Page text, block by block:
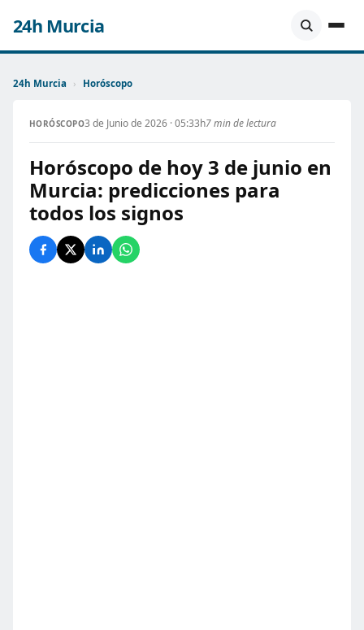
24h Murcia
24h Murcia › Horóscopo
HORÓSCOPO3 de Junio de 2026 · 05:33h7 min de lectura
Horóscopo de hoy 3 de junio en
Murcia: predicciones para
todos los signos